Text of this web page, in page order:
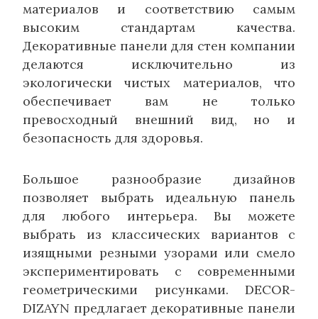
материалов и соответствию самым
высоким стандартам качества.
Декоративные панели для стен компании
делаются исключительно из
экологически чистых материалов, что
обеспечивает вам не только
превосходный внешний вид, но и
безопасность для здоровья.
Большое разнообразие дизайнов
позволяет выбрать идеальную панель
для любого интерьера. Вы можете
выбрать из классических вариантов с
изящными резными узорами или смело
экспериментировать с современными
геометрическими рисунками. DECOR-
DIZAYN предлагает декоративные панели